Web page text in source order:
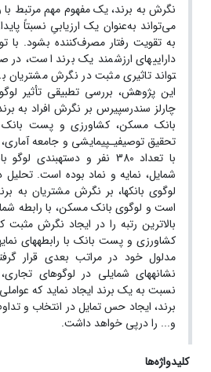
نگرش به برند، یک مفهوم مهم مرتبط
می‌تواند به‌عنوان یک ارزیابیِ نسبتاً
به تقویت رفتار مصرف‌کننده بشود. با
تواند تاثیری مثبت در نگرش مشتریان
این پژوهش، بررسی تطبیقی تأثیر
چارلز سندرس­پیرس بر نگرش افراد به
بانک مسکن، کشاورزی و پست
تحقیق توصیفی­ـ­پیمایشی و جامعه
با تعداد 380 نفر و دسته­بندی
شمایل، نمایه و نماد بوده است.
لوگوی بانک­ها، بر نگرش مشتریان به
است و لوگوی بانک مسکن، با رابطه
بالاترین رتبه را در ایجاد نگرش
کشاورزی و پست بانک با رابطه­های
مدلول خود در مراتب بعدی قرار
نشانه­های شمایلی در لوگوهای
نسبت به یک برند ایجاد نماید که
برند، ایجاد حس تمایل در انتخاب و
و... را درپی خواهد داشت.
کلیدواژه‌ها